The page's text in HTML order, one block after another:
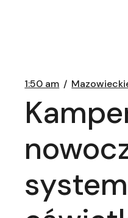
1:50 am